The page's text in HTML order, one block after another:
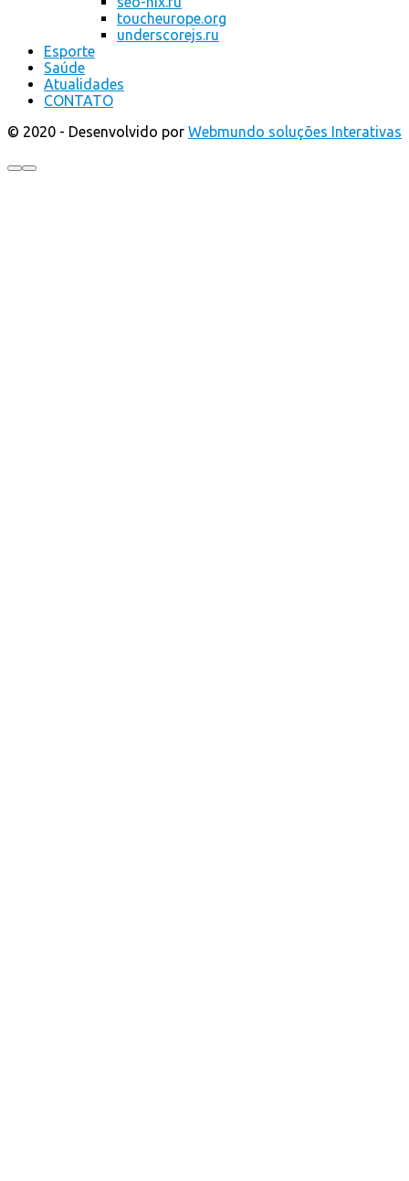
toucheurope.org
underscorejs.ru
Esporte
Saúde
Atualidades
CONTATO
© 2020 - Desenvolvido por Webmundo soluções Interativas